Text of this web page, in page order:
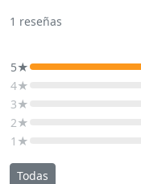
1 reseñas
5★
4★
3★
2★
1★
Todas